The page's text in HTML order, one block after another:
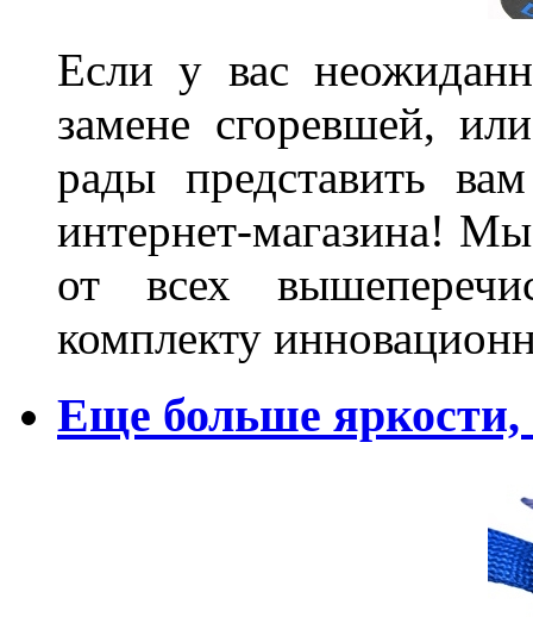
Если у вас
замене сгоревшей,
рады представить
интернет-магазина!
от всех
комплекту
Еще больше